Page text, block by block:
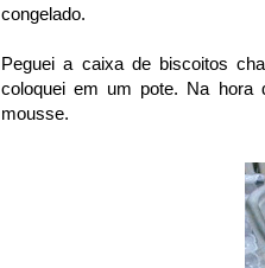
congelado.
Peguei a caixa de biscoitos
coloquei em um pote. Na hora
mousse.